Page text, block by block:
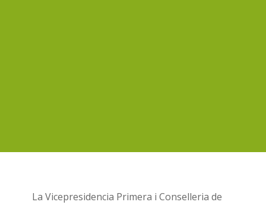
La Vicepresidencia Primera i Conselleria de